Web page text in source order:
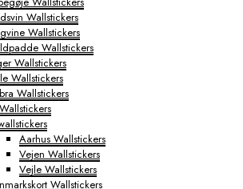
Wallstickers
Wallstickers
Wallstickers
Wallstickers
Wallstickers
Wallstickers
Aarhus Wallstickers
Vejen Wallstickers
Vejle Wallstickers
Wallstickers